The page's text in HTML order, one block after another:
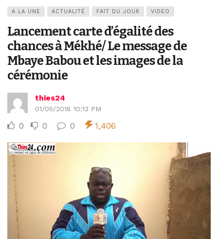
A LA UNE ACTUALITÉ FAIT DU JOUR VIDEO
Lancement carte d’égalité des
chances à Mékhé/ Le message de
Mbaye Babou et les images de la
cérémonie
thies24
01/05/2018 10:13 PM
0 0 0 1,406